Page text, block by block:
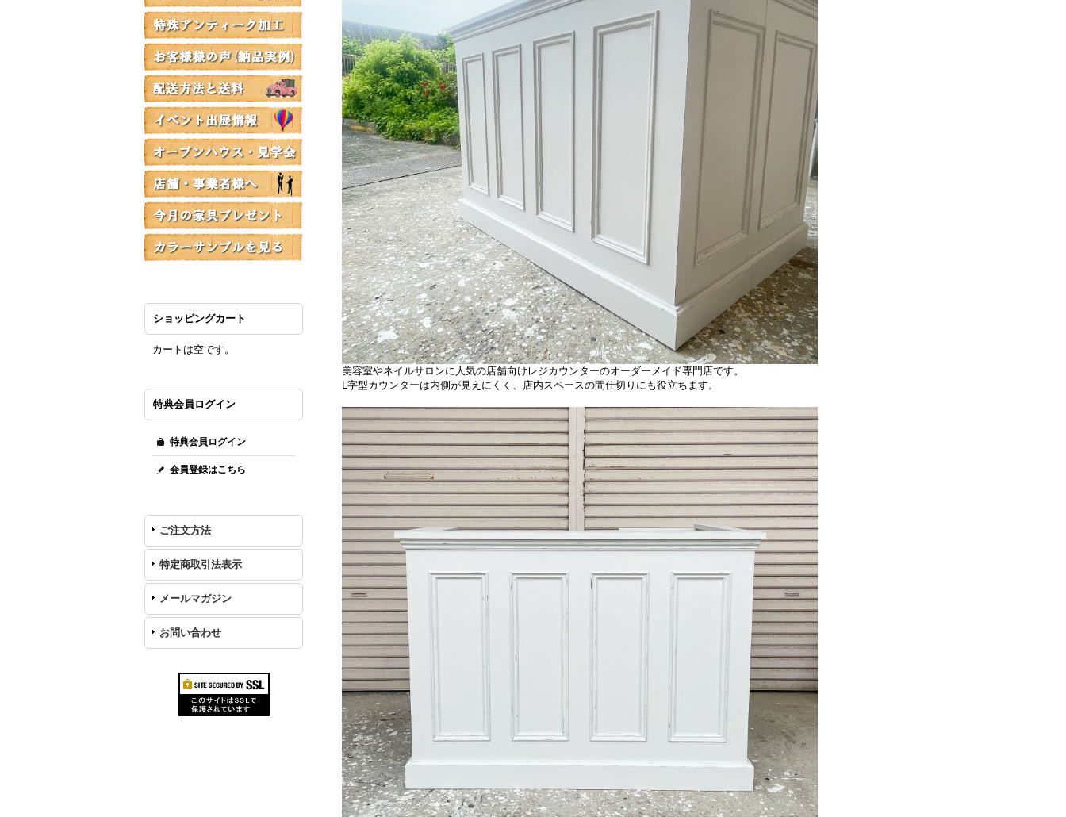
ショッピングカート
カートは空です。
特典会員ログイン
特典会員ログイン
会員登録はこちら
ご注文方法
特定商取引法表示
メールマガジン
お問い合わせ
美容室やネイルサロンに人気の店舗向けレジカウンターのオーダーメイド専門店です。
L字型カウンターは内側が見えにくく、店内スペースの間仕切りにも役立ちます。